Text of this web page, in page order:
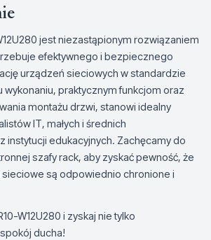
jest niezastąpionym rozwiązaniem
efektywnego i bezpiecznego
urządzeń sieciowych w standardzie
wykonaniu, praktycznym funkcjom oraz
montażu drzwi, stanowi idealny
IT, małych i średnich
instytucji edukacyjnych. Zachęcamy do
szafy rack, aby zyskać pewność, że
są odpowiednio chronione i
W12U280 i zyskaj nie tylko
ducha!